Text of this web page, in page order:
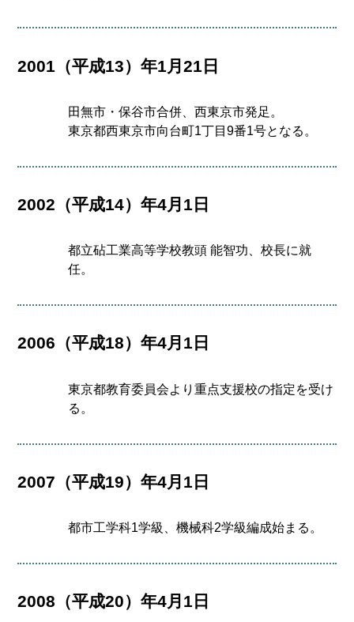
2001（平成13）年1月21日
田無市・保谷市合併、西東京市発足。
東京都西東京市向台町1丁目9番1号となる。
2002（平成14）年4月1日
都立砧工業高等学校教頭 能智功、校長に就
任。
2006（平成18）年4月1日
東京都教育委員会より重点支援校の指定を受け
る。
2007（平成19）年4月1日
都市工学科1学級、機械科2学級編成始まる。
2008（平成20）年4月1日